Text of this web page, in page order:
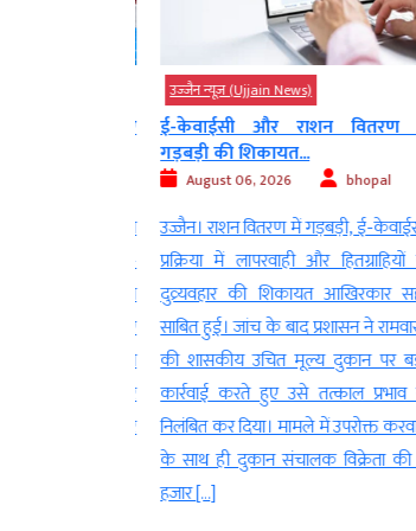
उज्‍जैन न्यूज़ (Ujjain News)
ई-केवाईसी और राशन वितरण में
गड़बड़ी की शिकायत...
August 06, 2026 bhopal
उज्जैन। राशन वितरण में गड़बड़ी, ई-केवाईसी
प्रक्रिया में लापरवाही और हितग्राहियों से
दुव्र्यवहार की शिकायत आखिरकार सही
साबित हुई। जांच के बाद प्रशासन ने रामवासा
की शासकीय उचित मूल्य दुकान पर बड़ी
कार्रवाई करते हुए उसे तत्काल प्रभाव से
निलंबित कर दिया। मामले में उपरोक्त करवाई
के साथ ही दुकान संचालक विक्रेता की 5
हजार […]